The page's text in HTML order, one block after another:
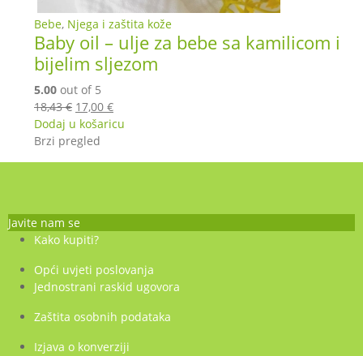
Bebe, Njega i zaštita kože
Baby oil – ulje za bebe sa kamilicom i
bijelim sljezom
5.00 out of 5
18,43€ Izvorna
cijena
bila
17,00 €Trenutna
cijena
Dodaj u košaricu
Brzi pregled
Javite nam se
Kako kupiti?
Opći uvjeti poslovanja
Jednostrani raskid ugovora
Zaštita osobnih podataka
Izjava o konverziji